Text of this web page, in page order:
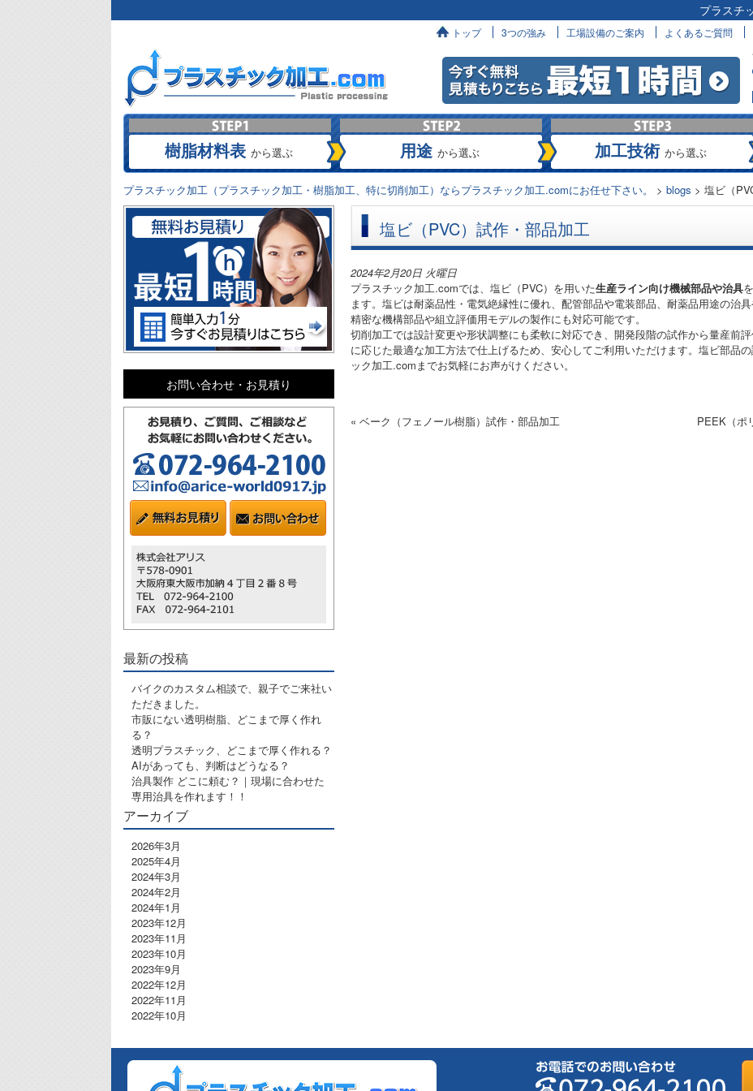
プラスチ
へ
トップ 3つの強み 工場設備のご案内 よくあるご質問
樹脂材料表 から選ぶ 用途 から選ぶ 加工技術 から選ぶ
プラスチック加工（プラスチック加工・樹脂加工、特に切削加工）ならプラスチック加工.comにお任せ下さい。 > blogs > 塩ビ（
塩ビ（PVC）試作・部品加工
2024年2月20日 火曜日
プラスチック加工.comでは、塩ビ（PVC）を用いた生産ライン向け機械部品や治具
ます。塩ビは耐薬品性・電気絶縁性に優れ、配管部品や電装部品、耐薬品用途の治
精密な機構部品や組立評価用モデルの製作にも対応可能です。
切削加工では設計変更や形状調整にも柔軟に対応でき、開発段階の試作から量産前
に応じた最適な加工方法で仕上げるため、安心してご利用いただけます。塩ビ部品
ック加工.comまでお気軽にお声がけください。
« ベーク（フェノール樹脂）試作・部品加工 PEEK（ポ
お問い合わせ・お見積り
最新の投稿
バイクのカスタム相談で、親子でご来社い
ただきました。
市販にない透明樹脂、どこまで厚く作れ
る？
透明プラスチック、どこまで厚く作れる？
AIがあっても、判断はどうなる？
治具製作 どこに頼む？｜現場に合わせた
専用治具を作れます！！
アーカイブ
2026年3月
2025年4月
2024年3月
2024年2月
2024年1月
2023年12月
2023年11月
2023年10月
2023年9月
2022年12月
2022年11月
2022年10月